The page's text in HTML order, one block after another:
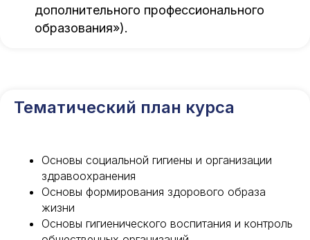
дополнительного профессионального
образования»).
Тематический план курса
Основы социальной гигиены и организации
здравоохранения
Основы формирования здорового образа
жизни
Основы гигиенического воспитания и контроль